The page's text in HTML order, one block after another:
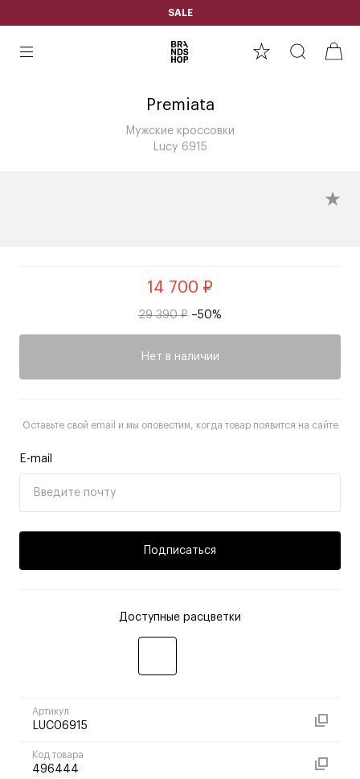
SALE
Premiata
Мужские кроссовки
Lucy 6915
14 700 ₽
29 390 ₽ –50%
Нет в наличии
Оставьте свой email и мы оповестим, когда товар появится на сайте
E-mail
Подписаться
Доступные расцветки
Артикул
LUC06915
Код товара
496444